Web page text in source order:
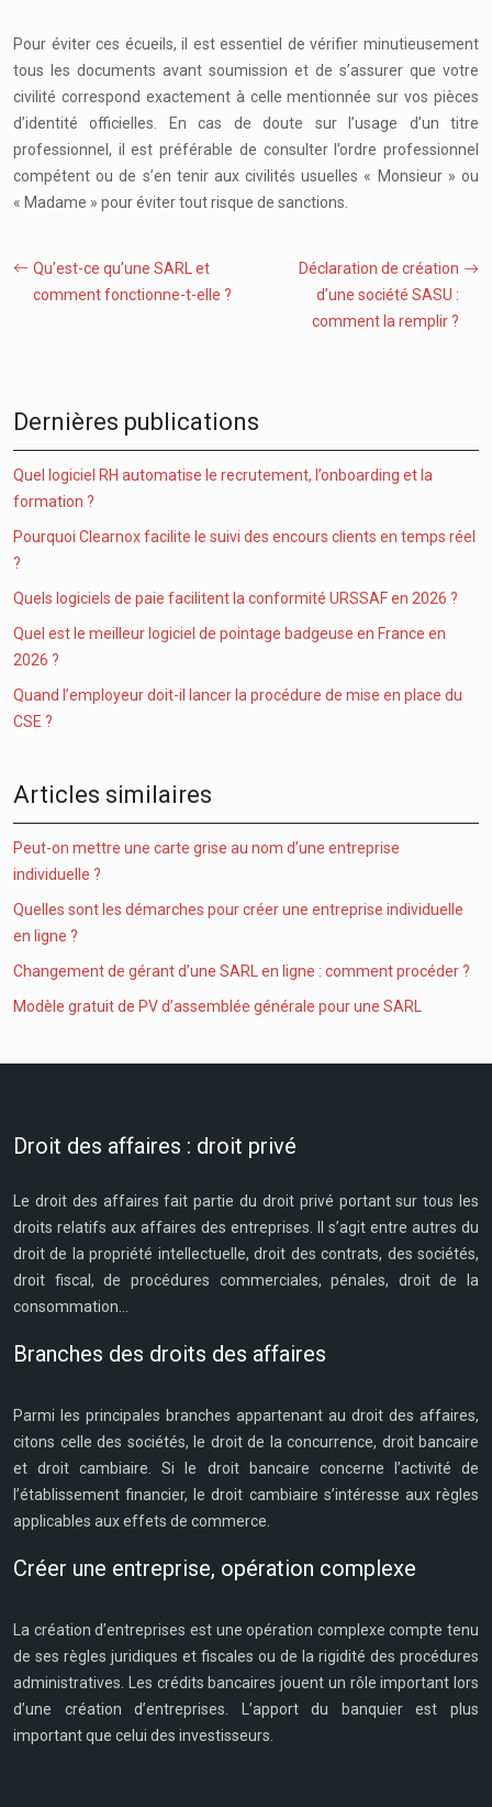
Pour éviter ces écueils, il est essentiel de vérifier minutieusement
tous les documents avant soumission et de s’assurer que votre
civilité correspond exactement à celle mentionnée sur vos pièces
d’identité officielles. En cas de doute sur l’usage d’un titre
professionnel, il est préférable de consulter l’ordre professionnel
compétent ou de s’en tenir aux civilités usuelles « Monsieur » ou
« Madame » pour éviter tout risque de sanctions.
Qu’est-ce qu’une SARL et
comment fonctionne-t-elle ?
Déclaration de création
d’une société SASU :
comment la remplir ?
Dernières publications
Quel logiciel RH automatise le recrutement, l’onboarding et la
formation ?
Pourquoi Clearnox facilite le suivi des encours clients en temps réel
?
Quels logiciels de paie facilitent la conformité URSSAF en 2026 ?
Quel est le meilleur logiciel de pointage badgeuse en France en
2026 ?
Quand l’employeur doit-il lancer la procédure de mise en place du
CSE ?
Articles similaires
Peut-on mettre une carte grise au nom d’une entreprise
individuelle ?
Quelles sont les démarches pour créer une entreprise individuelle
en ligne ?
Changement de gérant d’une SARL en ligne : comment procéder ?
Modèle gratuit de PV d’assemblée générale pour une SARL
Droit des affaires : droit privé
Le droit des affaires fait partie du droit privé portant sur tous les
droits relatifs aux affaires des entreprises. Il s’agit entre autres du
droit de la propriété intellectuelle, droit des contrats, des sociétés,
droit fiscal, de procédures commerciales, pénales, droit de la
consommation…
Branches des droits des affaires
Parmi les principales branches appartenant au droit des affaires,
citons celle des sociétés, le droit de la concurrence, droit bancaire
et droit cambiaire. Si le droit bancaire concerne l’activité de
l’établissement financier, le droit cambiaire s’intéresse aux règles
applicables aux effets de commerce.
Créer une entreprise, opération complexe
La création d’entreprises est une opération complexe compte tenu
de ses règles juridiques et fiscales ou de la rigidité des procédures
administratives. Les crédits bancaires jouent un rôle important lors
d’une création d’entreprises. L’apport du banquier est plus
important que celui des investisseurs.